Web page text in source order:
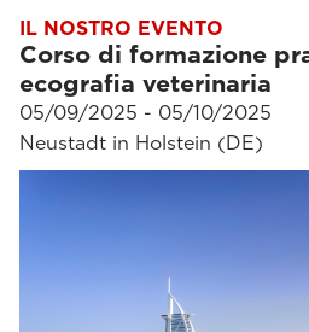
IL NOSTRO EVENTO
Corso di formazione
ecografia veterinaria
05/09/2025 - 05/10/2025
Neustadt in Holstein (DE)